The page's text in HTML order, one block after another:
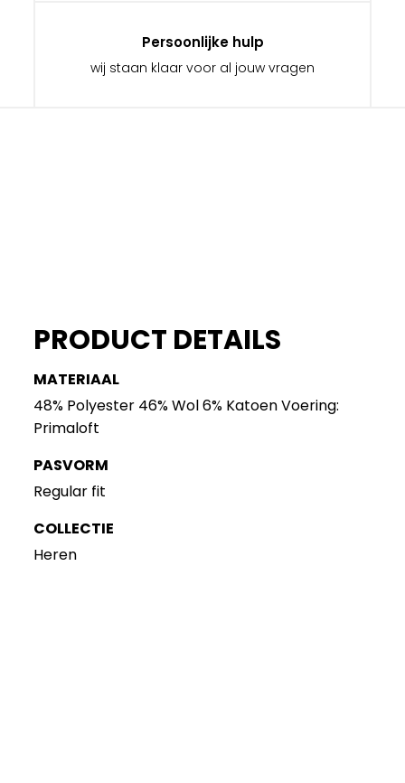
Persoonlijke hulp
wij staan klaar voor al jouw vragen
PRODUCT DETAILS
MATERIAAL
48% Polyester 46% Wol 6% Katoen Voering:
Primaloft
PASVORM
Regular fit
COLLECTIE
Heren